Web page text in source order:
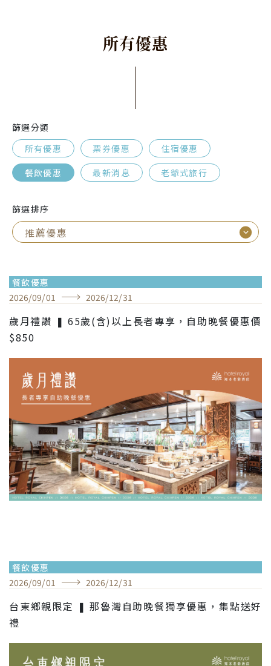
所有優惠
篩選分類
所有優惠
票券優惠
住宿優惠
餐飲優惠
最新消息 老爺式旅行
篩選排序
餐飲優惠
2026/09/01 2026/12/31
歲月禮讚 ❚ 65歲(含)以上長者專享，自助晚餐優惠價
$850
餐飲優惠
2026/09/01 2026/12/31
台東鄉親限定 ❚ 那魯灣自助晚餐獨享優惠，集點送好
禮